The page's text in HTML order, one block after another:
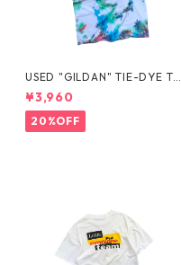
USED "GILDAN" TIE-DYE TE
E
¥3,960
20%OFF